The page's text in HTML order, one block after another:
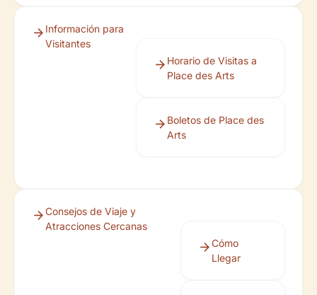
Información para
Visitantes
Horario de Visitas a
Place des Arts
Boletos de Place des
Arts
Consejos de Viaje y
Atracciones Cercanas
Cómo
Llegar